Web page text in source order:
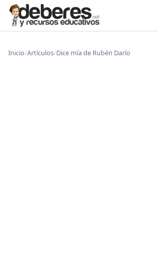
Inicio/Artículos/Dice mía de Rubén Darío